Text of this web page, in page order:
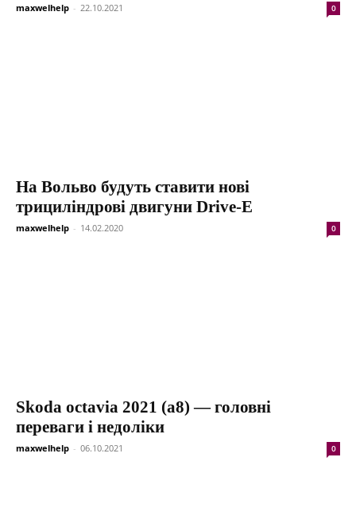
maxwelhelp - 22.10.2021 0
На Вольво будуть ставити нові
трициліндрові двигуни Drive-E
maxwelhelp - 14.02.2020 0
Skoda octavia 2021 (a8) — головні
переваги і недоліки
maxwelhelp - 06.10.2021 0